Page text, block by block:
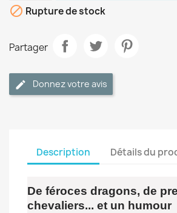
 Rupture de stock
Partager
Donnez votre avis
Description Détails du
De féroces dragons, de
chevaliers... et un humour